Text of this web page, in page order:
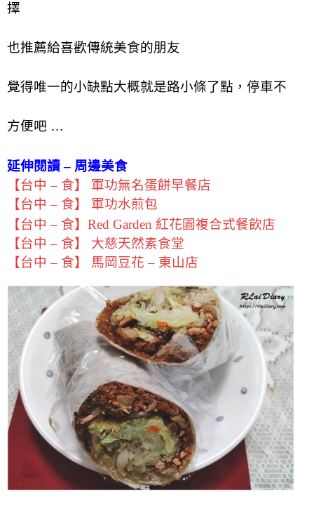
擇
也推薦給喜歡傳統美食的朋友
覺得唯一的小缺點大概就是路小條了點，停車不
方便吧 …
延伸閱讀 – 周邊美食
【台中 – 食】 軍功無名蛋餅早餐店
【台中 – 食】 軍功水煎包
【台中 – 食】Red Garden 紅花園複合式餐飲店
【台中 – 食】 大慈天然素食堂
【台中 – 食】 馬岡豆花 – 東山店